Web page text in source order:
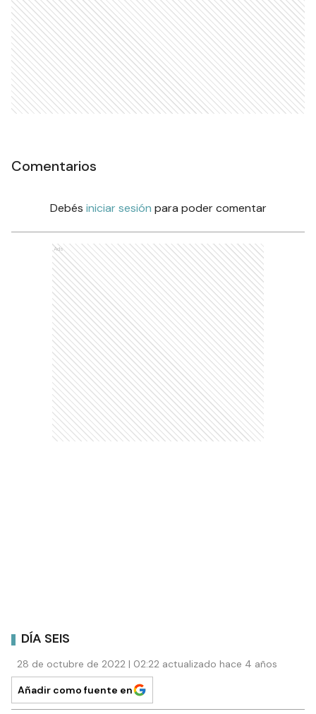
Comentarios
Debés iniciar sesión para poder comentar
Ads
DÍA SEIS
28 de octubre de 2022 | 02:22 actualizado hace 4 años
Añadir como fuente en